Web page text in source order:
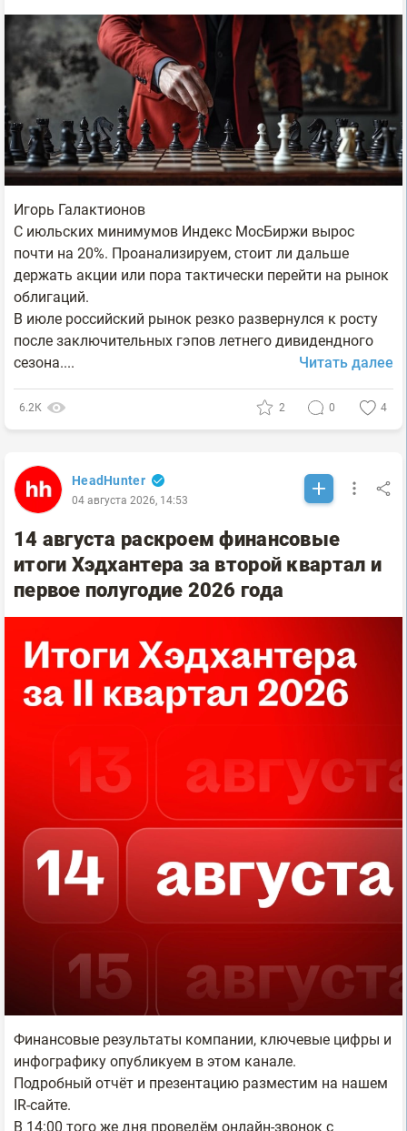
Игорь Галактионов
С июльских минимумов Индекс МосБиржи вырос
почти на 20%. Проанализируем, стоит ли дальше
держать акции или пора тактически перейти на рынок
облигаций.
В июле российский рынок резко развернулся к росту
после заключительных гэпов летнего дивидендного
сезона....
Читать далее
6.2К 2 0 4
HeadHunter
04 августа 2026, 14:53
14 августа раскроем финансовые
итоги Хэдхантера за второй квартал и
первое полугодие 2026 года
Финансовые результаты компании, ключевые цифры и
инфографику опубликуем в этом канале.
Подробный отчёт и презентацию разместим на нашем
IR-сайте.
В 14:00 того же дня проведём онлайн-звонок с